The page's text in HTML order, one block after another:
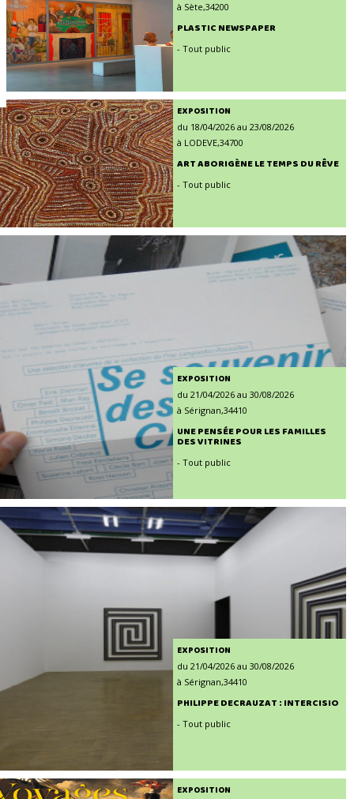
à Sète,34200
PLASTIC NEWSPAPER
- Tout public
EXPOSITION
du 18/04/2026 au 23/08/2026
à LODEVE,34700
ART ABORIGÈNE LE TEMPS DU RÊVE
- Tout public
EXPOSITION
du 21/04/2026 au 30/08/2026
à Sérignan,34410
UNE PENSÉE POUR LES FAMILLES
DES VITRINES
- Tout public
EXPOSITION
du 21/04/2026 au 30/08/2026
à Sérignan,34410
PHILIPPE DECRAUZAT : INTERCISIO
- Tout public
EXPOSITION